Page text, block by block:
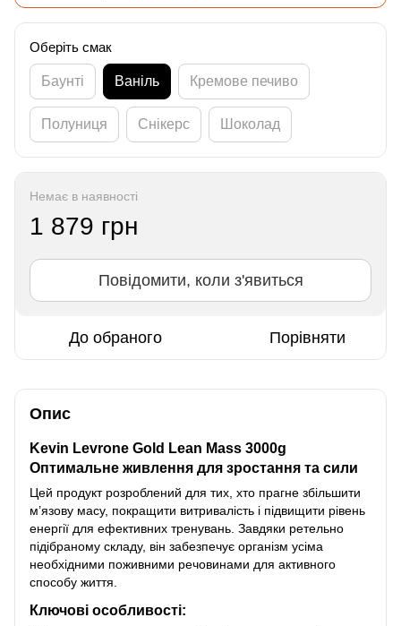
Оберіть смак
Баунті Ваніль Кремове печиво
Полуниця Снікерс Шоколад
Немає в наявності
1 879 грн
Повідомити, коли з'явиться
До обраного Порівняти
Опис
Kevin Levrone Gold Lean Mass 3000g
Оптимальне живлення для зростання та сили
Цей продукт розроблений для тих, хто прагне збільшити
м’язову масу, покращити витривалість і підвищити рівень
енергії для ефективних тренувань. Завдяки ретельно
підібраному складу, він забезпечує організм усіма
необхідними поживними речовинами для активного
способу життя.
Ключові особливості: